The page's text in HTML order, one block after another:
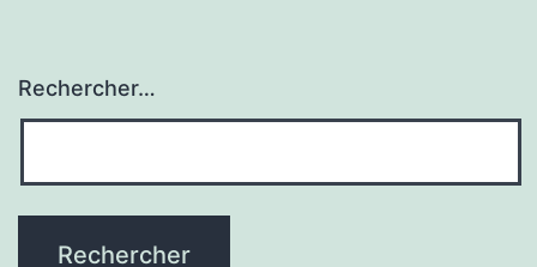
Rechercher…